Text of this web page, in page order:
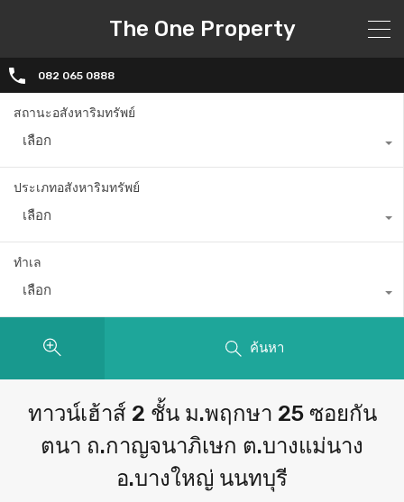
The One Property
082 065 0888
สถานะอสังหาริมทรัพย์
เลือก
ประเภทอสังหาริมทรัพย์
เลือก
ทำเล
เลือก
ค้นหา
ทาวน์เฮ้าส์ 2 ชั้น ม.พฤกษา 25 ซอยกัน
ตนา ถ.กาญจนาภิเษก ต.บางแม่นาง
อ.บางใหญ่ นนทบุรี